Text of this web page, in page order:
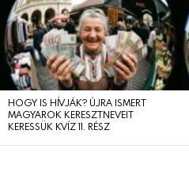
LEGUTÓBBIAK
HOGY IS HÍVJÁK? ÚJRA ISMERT
MAGYAROK KERESZTNEVEIT
KERESSÜK KVÍZ 11. RÉSZ